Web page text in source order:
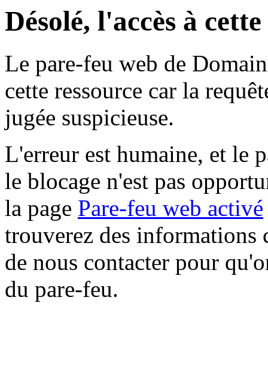
Désolé, l'accès à
Le pare-feu web de
cette ressource car la
jugée suspicieuse.
L'erreur est humaine, et le
le blocage n'est pas
la page Pare-feu web activé
trouverez des informations
de nous contacter pour
du pare-feu.